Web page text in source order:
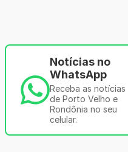
Notícias no
WhatsApp
Receba as notícias
de Porto Velho e
Rondônia no seu
celular.